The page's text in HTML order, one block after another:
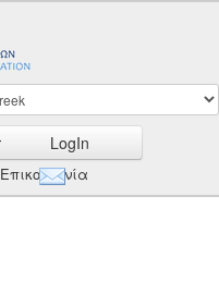
LogIn
Επικοινωνία